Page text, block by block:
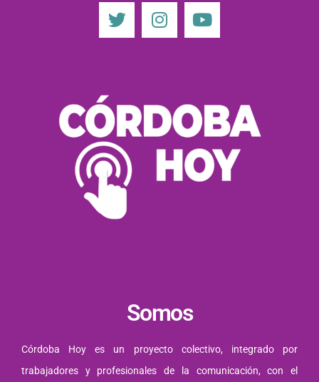
Somos
Córdoba Hoy es un proyecto colectivo, integrado por
trabajadores y profesionales de la comunicación, con el